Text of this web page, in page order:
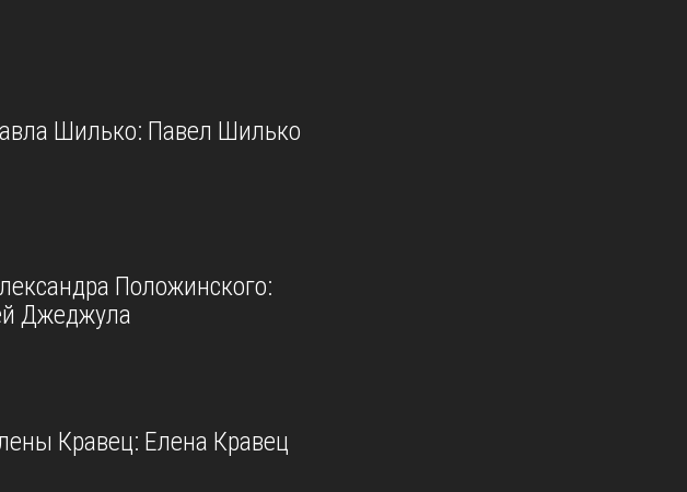
Шилько: Павел Шилько
Положинского:
Джеджула
Кравец: Елена Кравец